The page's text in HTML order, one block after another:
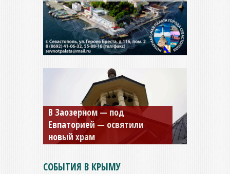
Мужской монастырь Косьмы
и Дамиана в Крыму вновь
открыт для посещения
СОБЫТИЯ В КРЫМУ